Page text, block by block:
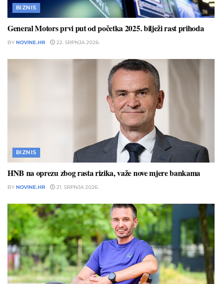
BIZNIS
General Motors prvi put od početka 2025. bilježi rast prihoda
BY NOVINE.HR 22. SRPNJA 2026.
BIZNIS
HNB na oprezu zbog rasta rizika, važe nove mjere bankama
BY NOVINE.HR 21. SRPNJA 2026.